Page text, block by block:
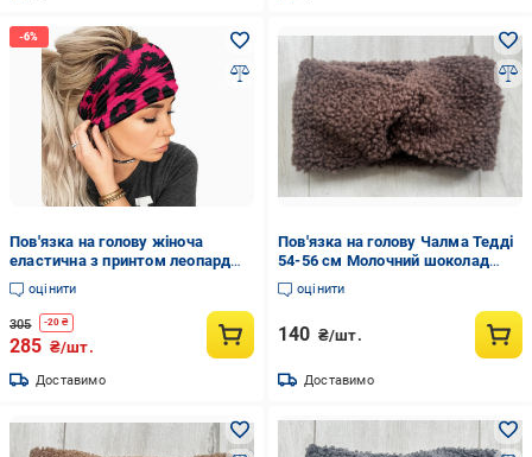
Пов'язка на голову жіноча
еластична з принтом леопард
Рожевий (195400/1)
оцінити
305 -20 ₴
285 ₴/шт.
Доставимо
Пов'язка на голову Чалма Тедді
54-56 см Молочний шоколад
(34417769)
оцінити
140 ₴/шт.
Доставимо